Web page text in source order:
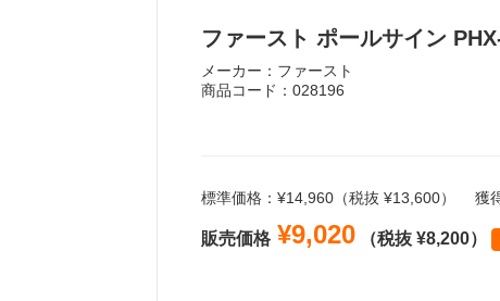
ファースト ポールサイン
メーカー：ファースト
商品コード：028196
標準価格：¥14,960（税抜 ¥13,600） 獲
販売価格 ¥9,020 （税抜 ¥8,200）